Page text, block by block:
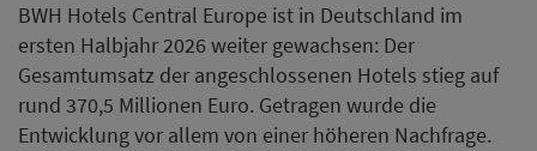
BWH Hotels Central Europe ist in Deutschland im
ersten Halbjahr 2026 weiter gewachsen: Der
Gesamtumsatz der angeschlossenen Hotels stieg auf
rund 370,5 Millionen Euro. Getragen wurde die
Entwicklung vor allem von einer höheren Nachfrage.